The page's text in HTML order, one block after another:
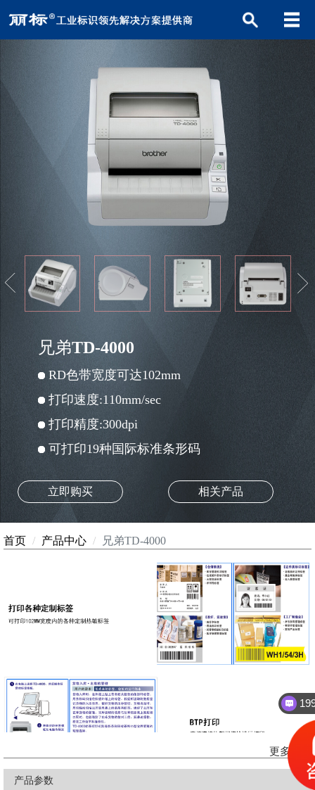
兄弟TD-4000
RD色带宽度可达102mm
打印速度:110mm/sec
打印精度:300dpi
可打印19种国际标准条形码
立即购买 相关产品
首页 产品中心 兄弟TD-4000
更多功能
产品参数